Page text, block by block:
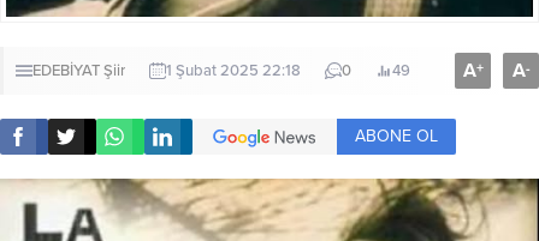
EDEBİYATŞiir 1 Şubat 2025 22:18 0 49 A+ A-
ABONE OL